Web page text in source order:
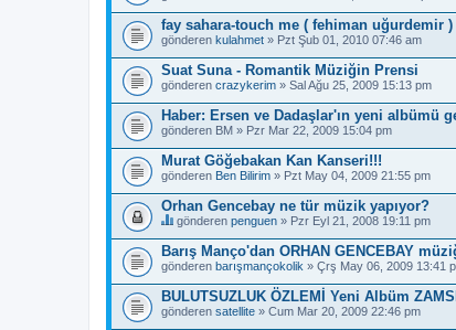
b
i
r
a
n
k
e
t
e
a
h
i
p
.
fay sahara-touch me ( fehiman uğurdemir )
gönderen kulahmet » Pzt Şub 01, 2010 07:46 am
Suat Suna - Romantik Müziğin Prensi
gönderen crazykerim » Sal Ağu 25, 2009 15:13 pm
Haber: Ersen ve Dadaşlar'ın yeni albümü
gönderen BM » Pzr Mar 22, 2009 15:04 pm
Murat Göğebakan Kan Kanseri!!!
gönderen Ben Bilirim » Pzt May 04, 2009 21:55 pm
Orhan Gencebay ne tür müzik yapıyor?
B
b
a
ş
l
ı
gönderen penguen » Pzr Eyl 21, 2008 19:11 pm
Barış Manço'dan ORHAN GENCEBAY
gönderen barışmançokolik » Çrş May 06, 2009 13:41
BULUTSUZLUK ÖZLEMİ Yeni Albüm
gönderen satellite » Cum Mar 20, 2009 22:46 pm